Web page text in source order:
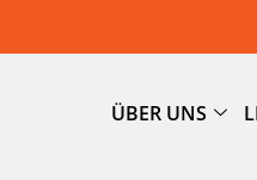
ÜBER UNS